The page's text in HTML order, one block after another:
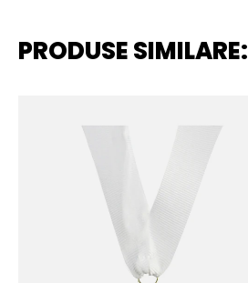
PRODUSE SIMILARE: